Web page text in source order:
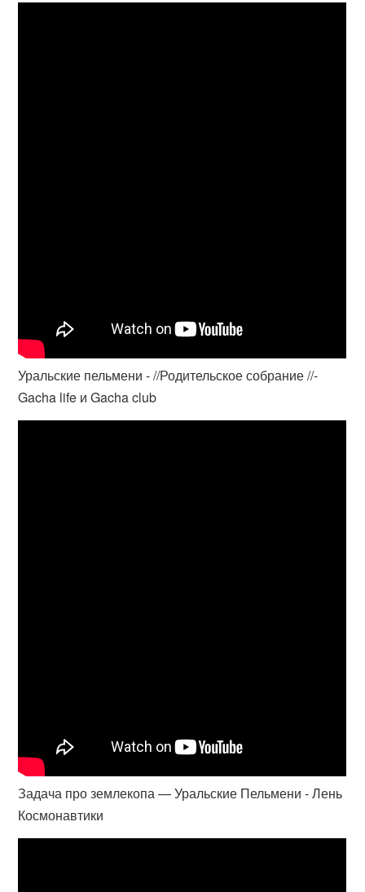
Уральские пельмени - //Родительское собрание //-
Gacha life и Gacha club
Задача про землекопа — Уральские Пельмени - Лень
Космонавтики